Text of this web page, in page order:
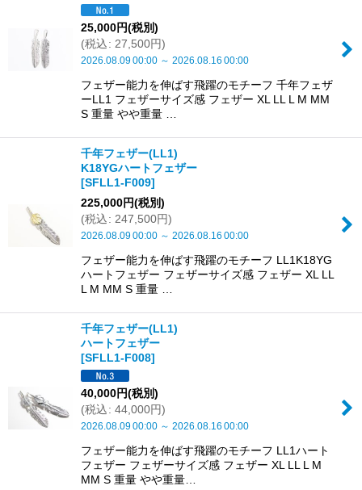
絞り込む
25,000円(税別)
(税込: 27,500円)
2026.08.0900:00 ～ 2026.08.16 00:00
フェザー能力を伸ばす飛躍のモチーフ 千年フェザ
ーLL1 フェザーサイズ感 フェザー XL LL L M MM
S 重量 やや重量 …
千年フェザー(LL1)
K18YGハートフェザー
[SFLL1-F009]
225,000円(税別)
(税込: 247,500円)
2026.08.0900:00 ～ 2026.08.16 00:00
フェザー能力を伸ばす飛躍のモチーフ LL1K18YG
ハートフェザー フェザーサイズ感 フェザー XL LL
L M MM S 重量 …
千年フェザー(LL1)
ハートフェザー
[SFLL1-F008]
40,000円(税別)
(税込: 44,000円)
2026.08.0900:00 ～ 2026.08.16 00:00
フェザー能力を伸ばす飛躍のモチーフ LL1ハート
フェザー フェザーサイズ感 フェザー XL LL L M
MM S 重量 やや重量…